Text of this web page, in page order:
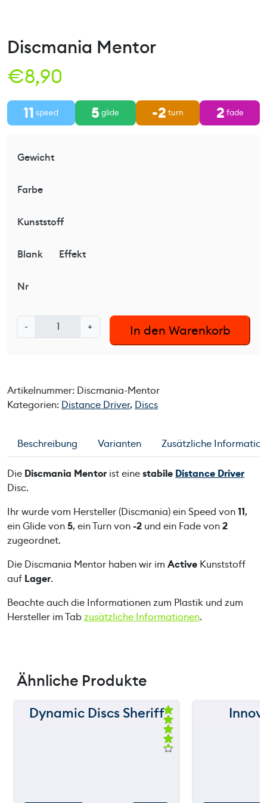
Discmania Mentor
€8,90
11 speed 5 glide -2 turn 2 fade
Gewicht
Farbe
Kunststoff
Blank Effekt
Nr
-
D
i
a
n
M
n
t
o
r
M
n
g
+ In den Warenkorb
Artikelnummer: Discmania-Mentor
Kategorien: Distance Driver, Discs
Beschreibung Varianten Zusätzliche
Die Discmania Mentor ist einestabile Distance Driver
Disc.
Ihr wurde vom Hersteller (Discmania) ein Speed von11,
ein Glide von5, ein Turn von-2 und ein Fade von2
zugeordnet.
Die Discmania Mentor haben wir im Active Kunststoff
auf Lager.
Beachte auch die Informationen zum Plastik und zum
Hersteller im Tabzusätzliche Informationen.
Ähnliche Produkte
150 m
Dynamic Discs Sheriff
Be
we
rte
t
150 m